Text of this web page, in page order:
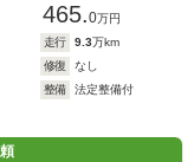
465.0万円
走行 9.3万km
修復
なし
整備
法定整備付